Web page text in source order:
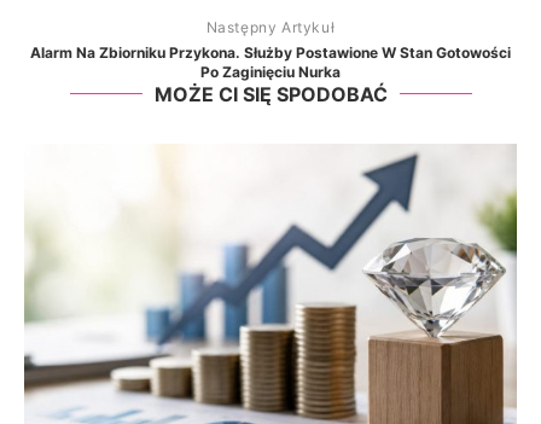
Następny Artykuł
Alarm Na Zbiorniku Przykona. Służby Postawione W Stan Gotowości
Po Zaginięciu Nurka
MOŻE CI SIĘ SPODOBAĆ